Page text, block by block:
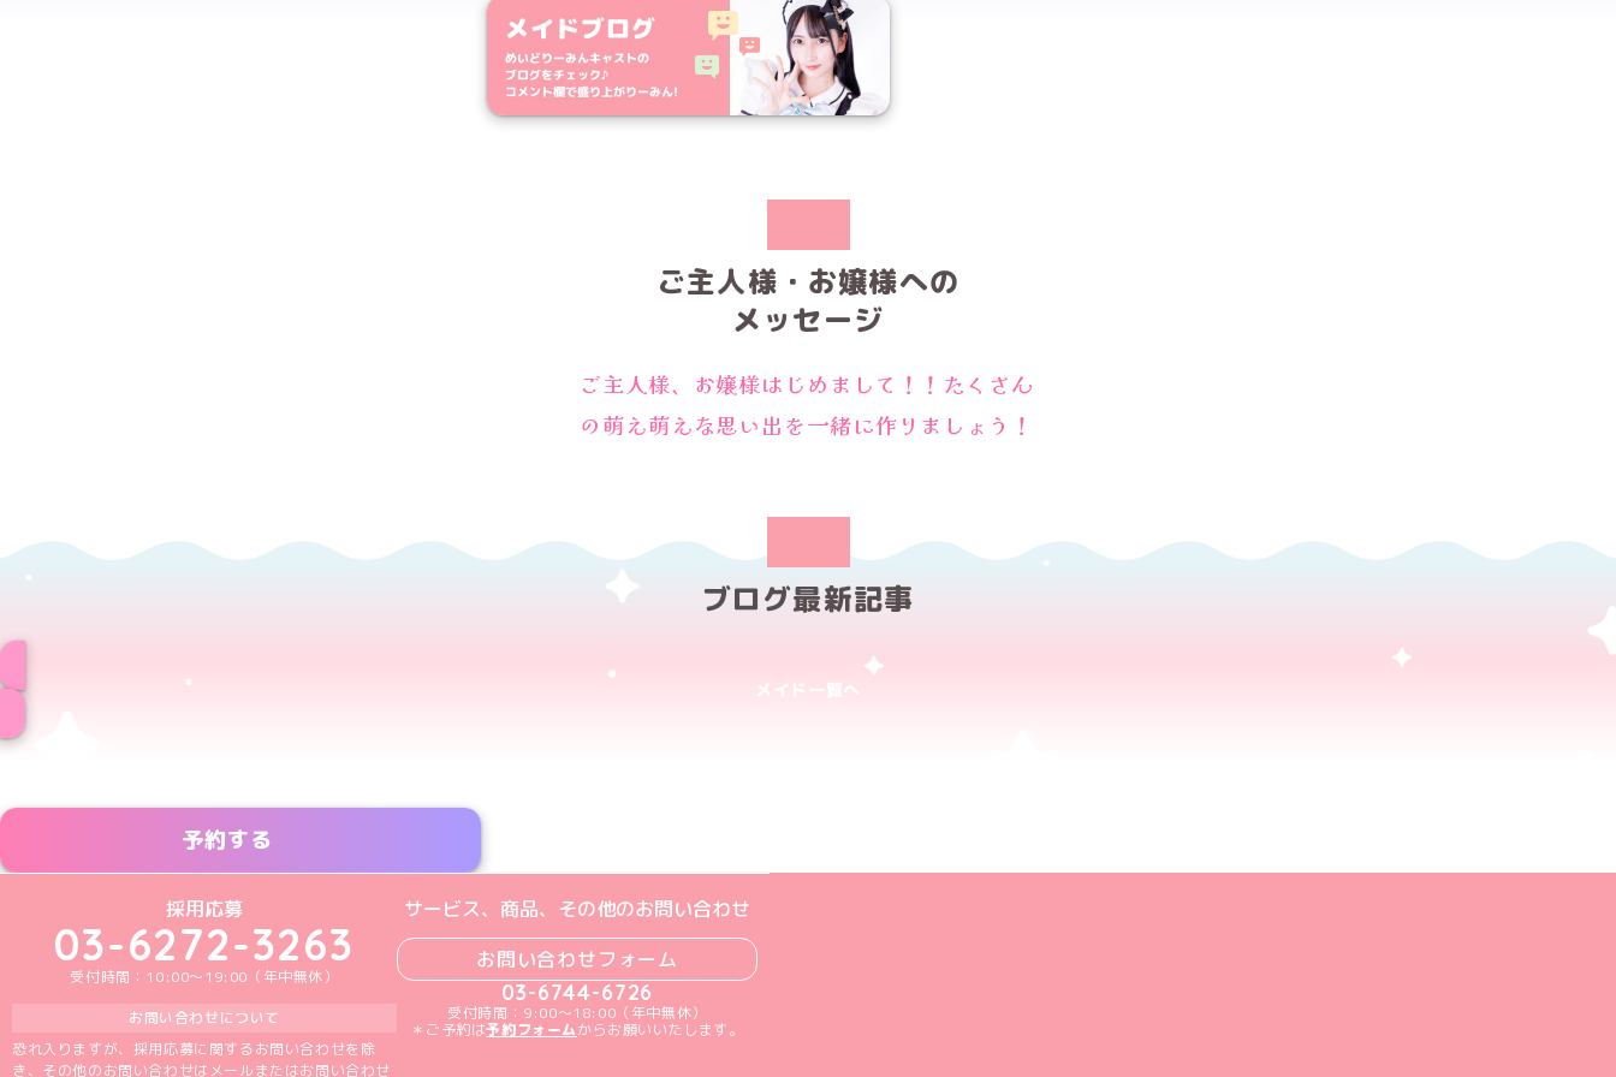
ご主人様・お嬢様への
メッセージ
ご主人様、お嬢様はじめまして！！たくさん
の萌え萌えな思い出を一緒に作りましょう！
ブログ最新記事
メイド一覧へ
予約する
めいどりーみんTikTok公式アカウント
めいどりーみんX公式アカウント
めいどりーみんInstagram公式アカウント
めいどりーみんFacebook公式アカウント
めいどりーみんYouTube公式アカウント
採用応募
03-6272-3263
受付時間：10:00～19:00（年中無休）
お問い合わせについて
恐れ入りますが、採用応募に関するお問い合わせを除
き、その他のお問い合わせはメールまたはお問い合わせ
サービス、商品、その他のお問い合わせ
お問い合わせフォーム
03-6744-6726
受付時間：9:00～18:00（年中無休）
＊ご予約は予約フォームからお願いいたします。